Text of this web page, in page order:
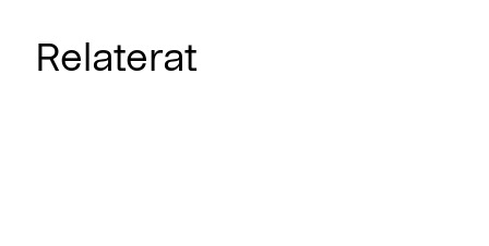
Relaterat